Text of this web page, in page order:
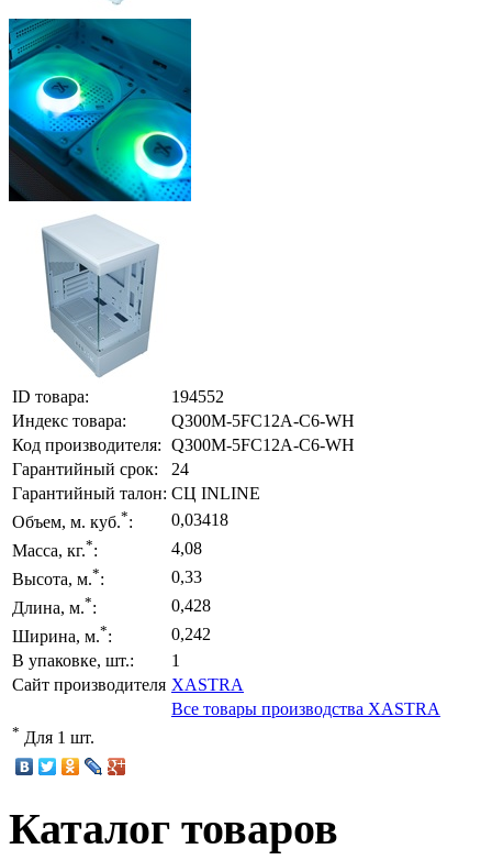
ID товара:
194552
Индекс товара:
Q300M-5FC12A-C6-WH
Код производителя: Q300M-5FC12A-C6-WH
Гарантийный срок:
24
Гарантийный талон: СЦ INLINE
Объем, м. куб.*:
0,03418
Масса, кг.*:
4,08
Высота, м.*:
0,33
Длина, м.*:
0,428
Ширина, м.*:
0,242
В упаковке, шт.:
1
Сайт производителя XASTRA
Все товары производства XASTRA
* Для 1 шт.
Каталог товаров